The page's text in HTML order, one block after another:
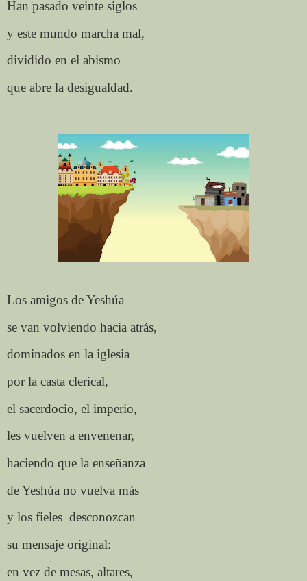
Han pasado veinte siglos
y este mundo marcha mal,
dividido en el abismo
que abre la desigualdad.
Los amigos de Yeshúa
se van volviendo hacia atrás,
dominados en la iglesia
por la casta clerical,
el sacerdocio, el imperio,
les vuelven a envenenar,
haciendo que la enseñanza
de Yeshúa no vuelva más
y los fieles desconozcan
su mensaje original:
en vez de mesas, altares,